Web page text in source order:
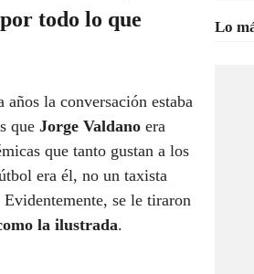
todo lo que
la conversación estaba
que Jorge Valdano era
que tanto gustan a los
era él, no un taxista
Evidentemente, se le tiraron
la ilustrada.
Lo